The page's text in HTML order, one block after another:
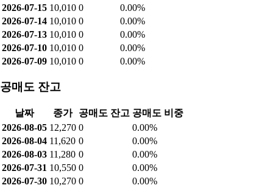
2026-07-15 10,010 0
0.00%
2026-07-14 10,010 0
0.00%
2026-07-13 10,010 0
0.00%
2026-07-10 10,010 0
0.00%
2026-07-09 10,010 0 0.00%
공매도 잔고
날짜 종가 공매도 잔고 공매도 비중
2026-08-05 12,270 0
0.00%
2026-08-04 11,620 0
0.00%
2026-08-03 11,280 0
0.00%
2026-07-31 10,550 0
0.00%
2026-07-30 10,270 0
0.00%